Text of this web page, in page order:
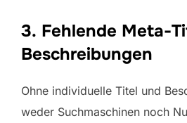
3. Fehlende Meta-
Beschreibungen
Ohne individuelle Titel und
weder Suchmaschinen noch